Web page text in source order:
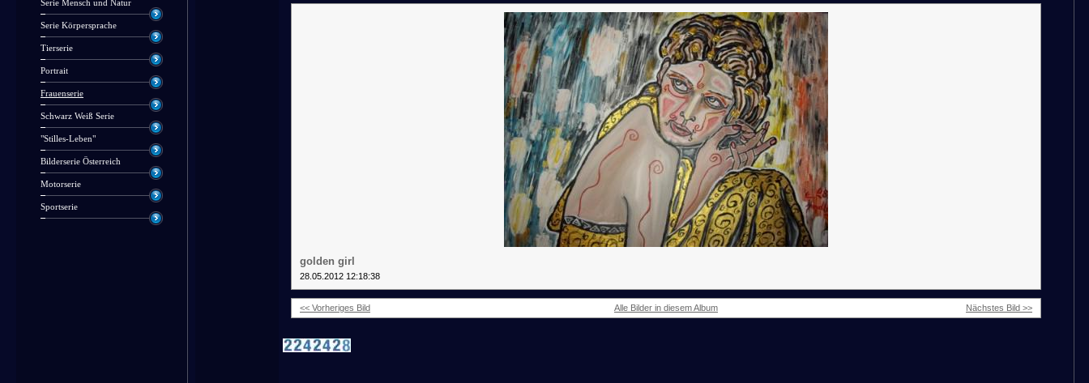
Serie Mensch und Natur
Serie Körpersprache
Tierserie
Portrait
Frauenserie
Schwarz Weiß Serie
"Stilles-Leben"
Bilderserie Österreich
Motorserie
Sportserie
golden girl
28.05.2012 12:18:38
<< Vorheriges Bild Alle Bilder in diesem Album Nächstes Bild >>